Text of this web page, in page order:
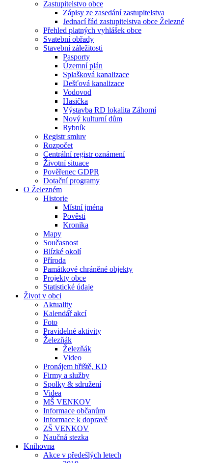
Zastupitelstvo obce
Zápisy ze zasedání zastupitelstva
Jednací řád zastupitelstva obce Železné
Přehled platných vyhlášek obce
Svatební obřady
Stavební záležitosti
Pasporty
Územní plán
Splašková kanalizace
Dešťová kanalizace
Vodovod
Hasička
Výstavba RD lokalita Záhomí
Nový kulturní dům
Rybník
Registr smluv
Rozpočet
Centrální registr oznámení
Životní situace
Pověřenec GDPR
Dotační programy
O Železném
Historie
Místní jména
Pověsti
Kronika
Mapy
Současnost
Blízké okolí
Příroda
Památkové chráněné objekty
Projekty obce
Statistické údaje
Život v obci
Aktuality
Kalendář akcí
Foto
Pravidelné aktivity
Železňák
Železňák
Video
Pronájem hřiště, KD
Firmy a služby
Spolky & sdružení
Videa
MŠ VENKOV
Informace občanům
Informace k dopravě
ZŠ VENKOV
Naučná stezka
Knihovna
Akce v předešlých letech